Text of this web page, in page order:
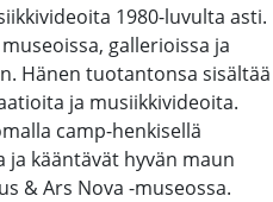
1980-luvulta asti.
gallerioissa ja
Hänen tuotantonsa sisältää
ja musiikkivideoita.
camp-henkisellä
kääntävät hyvän maun
& Ars Nova -museossa.